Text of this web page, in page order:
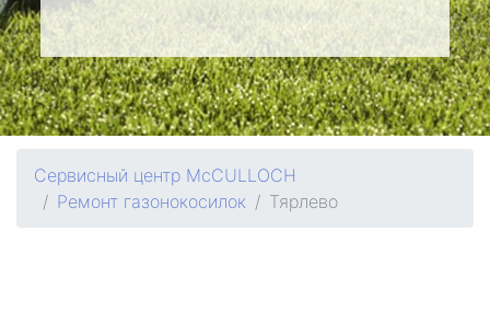
Сервисный центр McCULLOCH
Ремонт газонокосилок
Тярлево